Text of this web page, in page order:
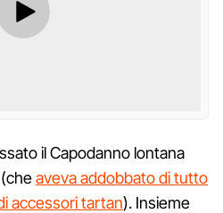
il Capodanno lontana
aveva addobbato di tutto
accessori tartan). Insieme